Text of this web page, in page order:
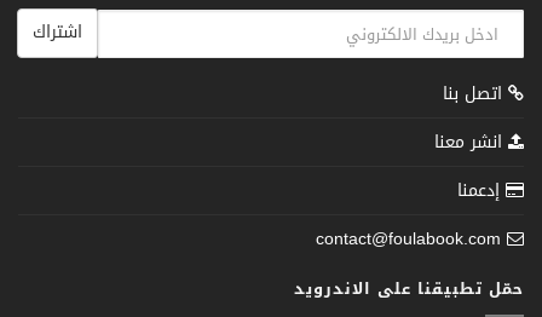
اشتراك
اتصل بنا
انشر معنا
إدعمنا
contact@foulabook.com
حمّل تطبيقنا على الاندرويد